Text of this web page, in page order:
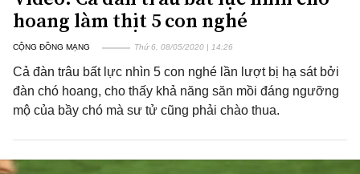
hoang làm thịt 5 con nghé
CỘNG ĐỒNG MẠNG Thứ 6, 08/05/2020 | 14:26
Cả đàn trâu bất lực nhìn 5 con nghé lần lượt bị hạ sát bởi
đàn chó hoang, cho thấy khả năng săn mồi đáng ngưỡng
mộ của bầy chó mà sư tử cũng phải chào thua.